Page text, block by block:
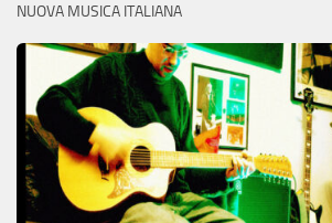
NUOVA MUSICA ITALIANA